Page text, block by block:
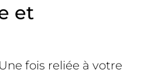
et
fois reliée à votre